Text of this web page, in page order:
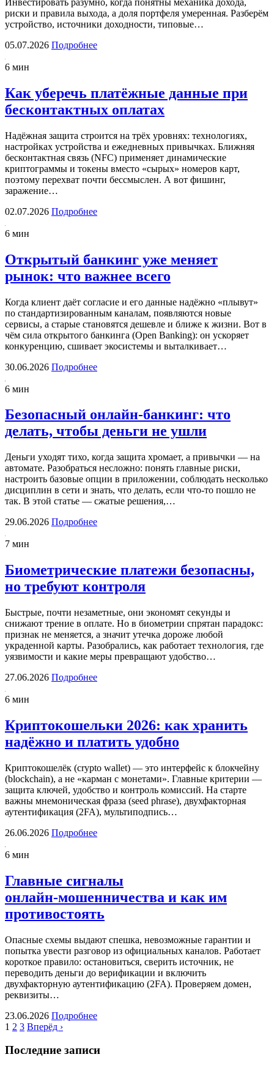
риски и правила выхода, а доля портфеля умеренная. Разберём
устройство, источники доходности, типовые…
05.07.2026 Подробнее
6 мин
Как уберечь платёжные данные при
бесконтактных оплатах
Надёжная защита строится на трёх уровнях: технологиях,
настройках устройства и ежедневных привычках. Ближняя
бесконтактная связь (NFC) применяет динамические
криптограммы и токены вместо «сырых» номеров карт,
поэтому перехват почти бессмыслен. А вот фишинг,
заражение…
02.07.2026 Подробнее
6 мин
Открытый банкинг уже меняет
рынок: что важнее всего
Когда клиент даёт согласие и его данные надёжно «плывут»
по стандартизированным каналам, появляются новые
сервисы, а старые становятся дешевле и ближе к жизни. Вот в
чём сила открытого банкинга (Open Banking): он ускоряет
конкуренцию, сшивает экосистемы и выталкивает…
30.06.2026 Подробнее
6 мин
Безопасный онлайн-банкинг: что
делать, чтобы деньги не ушли
Деньги уходят тихо, когда защита хромает, а привычки — на
автомате. Разобраться несложно: понять главные риски,
настроить базовые опции в приложении, соблюдать несколько
дисциплин в сети и знать, что делать, если что-то пошло не
так. В этой статье — сжатые решения,…
29.06.2026 Подробнее
7 мин
Биометрические платежи безопасны,
но требуют контроля
Быстрые, почти незаметные, они экономят секунды и
снижают трение в оплате. Но в биометрии спрятан парадокс:
признак не меняется, а значит утечка дороже любой
украденной карты. Разобрались, как работает технология, где
уязвимости и какие меры превращают удобство…
27.06.2026 Подробнее
6 мин
Криптокошельки 2026: как хранить
надёжно и платить удобно
Криптокошелёк (crypto wallet) — это интерфейс к блокчейну
(blockchain), а не «карман с монетами». Главные критерии —
защита ключей, удобство и контроль комиссий. На старте
важны мнемоническая фраза (seed phrase), двухфакторная
аутентификация (2FA), мультиподпись…
26.06.2026 Подробнее
6 мин
Главные сигналы
онлайн‑мошенничества и как им
противостоять
Опасные схемы выдают спешка, невозможные гарантии и
попытка увести разговор из официальных каналов. Работает
короткое правило: остановиться, сверить источник, не
переводить деньги до верификации и включить
двухфакторную аутентификацию (2FA). Проверяем домен,
реквизиты…
23.06.2026 Подробнее
1 2 3 Вперёд ›
Последние записи